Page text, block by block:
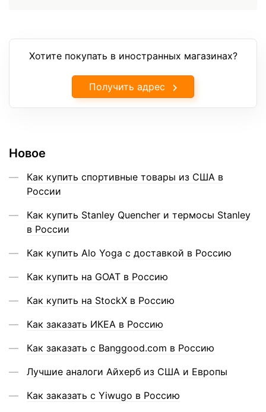
Хотите покупать в иностранных магазинах?
Получить адрес
Новое
Как купить спортивные товары из США в
России
Как купить Stanley Quencher и термосы Stanley
в России
Как купить Alo Yoga с доставкой в Россию
Как купить на GOAT в Россию
Как купить на StockX в Россию
Как заказать ИКЕА в Россию
Как заказать с Banggood.com в Россию
Лучшие аналоги Айхерб из США и Европы
Как заказать с Yiwugo в Россию